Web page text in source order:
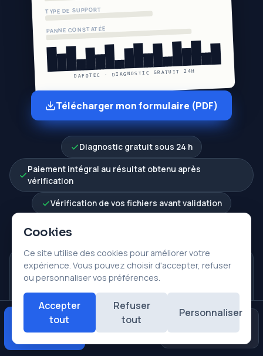
TYPE DE SUPPORT
PANNE CONSTATÉE
DAFOTEC · DIAGNOSTIC GRATUIT 24H
Télécharger mon formulaire (PDF)
Diagnostic gratuit sous 24 h
Paiement intégral au résultat obtenu après
vérification
Vérification de vos fichiers avant validation
Déposer en centre
Centres de prise en charge partout en France.
Enlèvement gratuit
Cookies
Ce site utilise des cookies pour améliorer votre
expérience. Vous pouvez choisir d'accepter, refuser
ou personnaliser vos préférences.
Accepter
tout
Refuser
tout
Personnaliser
Diagnostic
gratuit
Google